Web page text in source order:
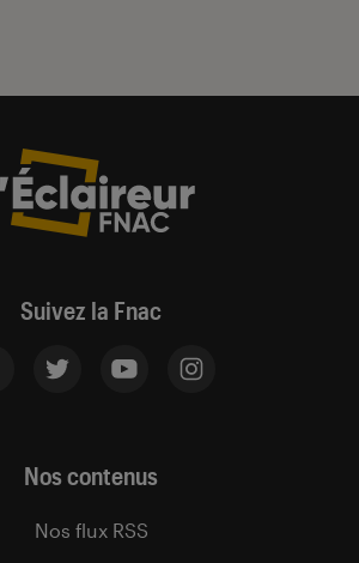
Suivez la Fnac
Nos contenus
Nos flux RSS